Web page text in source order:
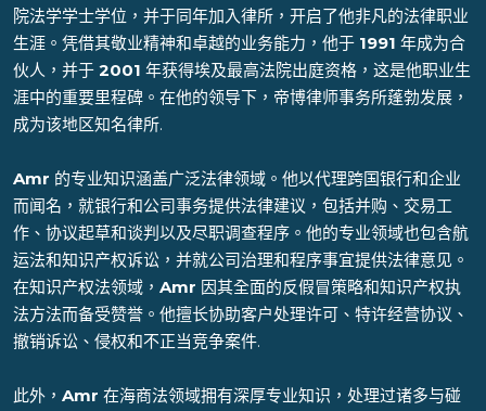
院法学学士学位，并于同年加入律所，开启了他非凡的法律职业
生涯。凭借其敬业精神和卓越的业务能力，他于 1991 年成为合
伙人，并于 2001 年获得埃及最高法院出庭资格，这是他职业生
涯中的重要里程碑。在他的领导下，帝博律师事务所蓬勃发展，
成为该地区知名律所.
Amr 的专业知识涵盖广泛法律领域。他以代理跨国银行和企业
而闻名，就银行和公司事务提供法律建议，包括并购、交易工
作、协议起草和谈判以及尽职调查程序。他的专业领域也包含航
运法和知识产权诉讼，并就公司治理和程序事宜提供法律意见。
在知识产权法领域， Amr 因其全面的反假冒策略和知识产权执
法方法而备受赞誉。他擅长协助客户处理许可、特许经营协议、
撤销诉讼、侵权和不正当竞争案件.
此外， Amr 在海商法领域拥有深厚专业知识，处理过诸多与碰